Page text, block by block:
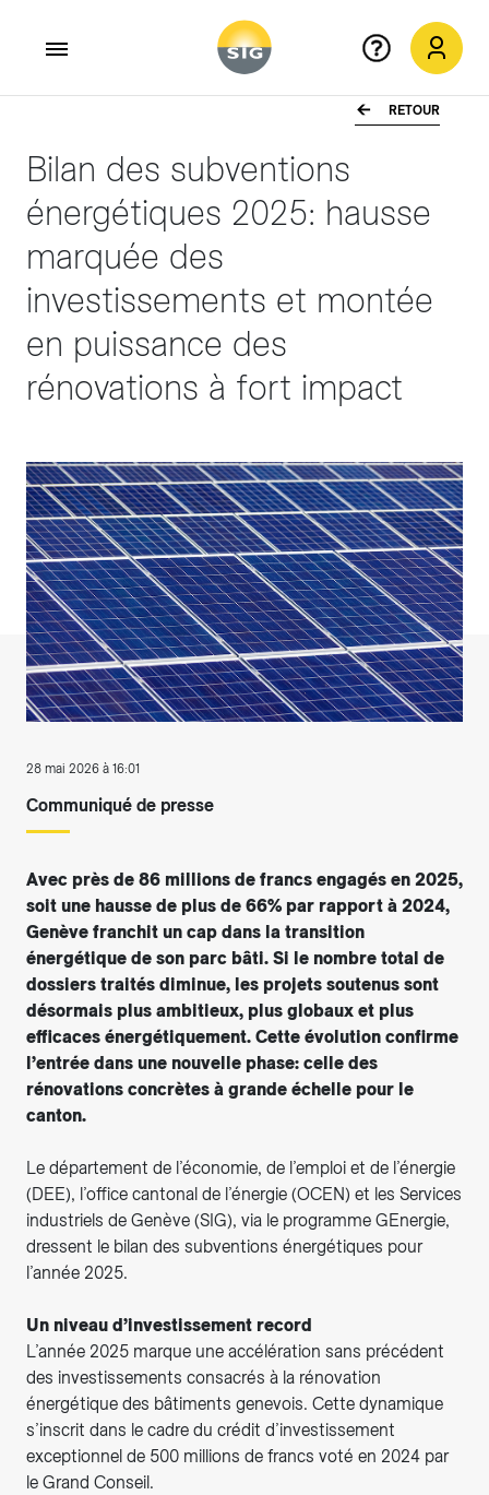
RETOUR
Bilan des subventions
énergétiques 2025: hausse
marquée des
investissements et montée
en puissance des
rénovations à fort impact
28 mai 2026 à 16:01
Communiqué de presse
Avec près de 86 millions de francs engagés en 2025,
soit une hausse de plus de 66% par rapport à 2024,
Genève franchit un cap dans la transition
énergétique de son parc bâti. Si le nombre total de
dossiers traités diminue, les projets soutenus sont
désormais plus ambitieux, plus globaux et plus
efficaces énergétiquement. Cette évolution confirme
l’entrée dans une nouvelle phase: celle des
rénovations concrètes à grande échelle pour le
canton.
Le département de l’économie, de l’emploi et de l’énergie
(DEE), l’office cantonal de l’énergie (OCEN) et les Services
industriels de Genève (SIG), via le programme GEnergie,
dressent le bilan des subventions énergétiques pour
l’année 2025.
Un niveau d’investissement record
L’année 2025 marque une accélération sans précédent
des investissements consacrés à la rénovation
énergétique des bâtiments genevois. Cette dynamique
s’inscrit dans le cadre du crédit d’investissement
exceptionnel de 500 millions de francs voté en 2024 par
le Grand Conseil.